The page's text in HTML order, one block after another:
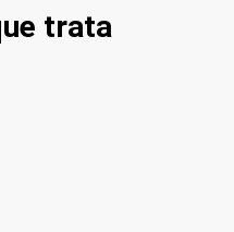
trata